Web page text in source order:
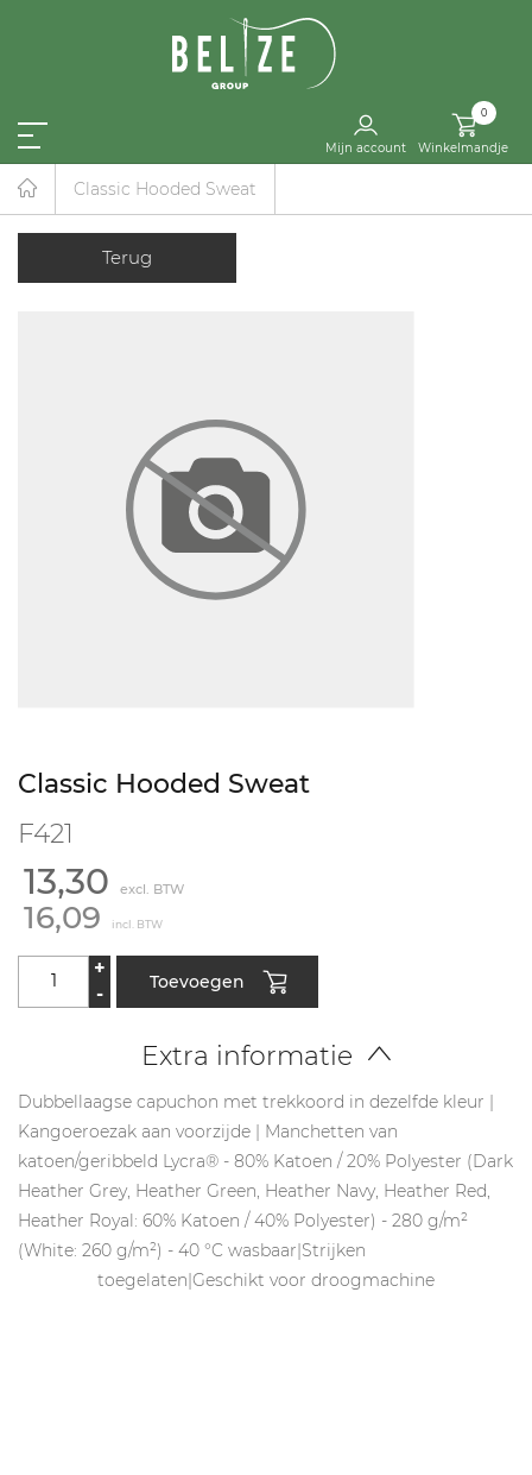
Mijn account
0
Winkelmandje
Classic Hooded Sweat
Terug
Classic Hooded Sweat
F421
13,30 excl. BTW
16,09 incl. BTW
+
-
Toevoegen
Extra informatie
Dubbellaagse capuchon met trekkoord in dezelfde kleur |
Kangoeroezak aan voorzijde | Manchetten van
katoen/geribbeld Lycra® - 80% Katoen / 20% Polyester (Dark
Heather Grey, Heather Green, Heather Navy, Heather Red,
Heather Royal: 60% Katoen / 40% Polyester) - 280 g/m²
(White: 260 g/m²) - 40 °C wasbaar|Strijken
toegelaten|Geschikt voor droogmachine